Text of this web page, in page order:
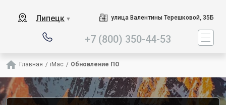
Липецк ▼ улица Валентины Терешковой, 35Б
+7 (800) 350-44-53
Главная / iMac / Обновление ПО